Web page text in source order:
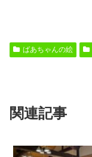
ばあちゃんの絵
関連記事